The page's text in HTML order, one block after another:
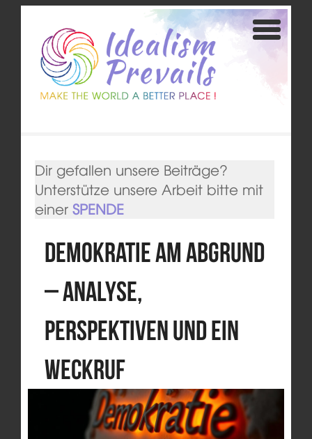
Dir gefallen unsere Beiträge?
Unterstütze unsere Arbeit bitte mit
einer SPENDE
Demokratie am Abgrund
– Analyse,
Perspektiven und ein
Weckruf